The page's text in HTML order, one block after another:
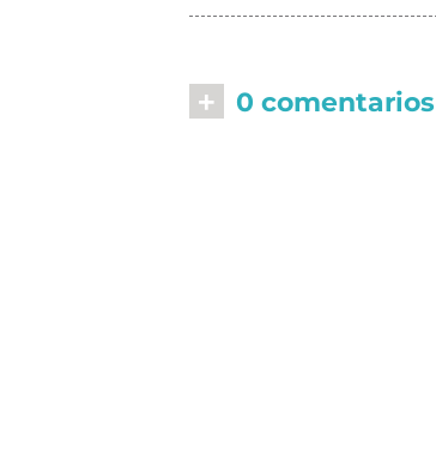
+ 0 comentarios